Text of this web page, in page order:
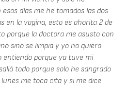
días me he tomados las dos
en la vagina, esto es ahorita 2 de
porque la doctora me asusto con
sino se limpia y yo no quiero
entiendo porque ya tuve mi
todo porque solo he sangrado
me toca cita y si me dice